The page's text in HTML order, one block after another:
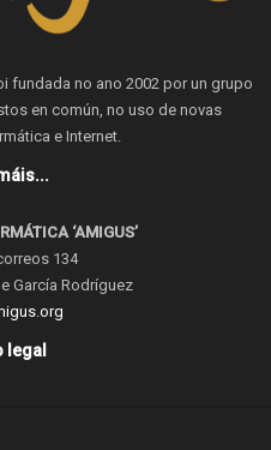
no ano 2002 por un grupo
en común, no uso de novas
e Internet.
‘AMIGUS’
134
García Rodríguez
legal